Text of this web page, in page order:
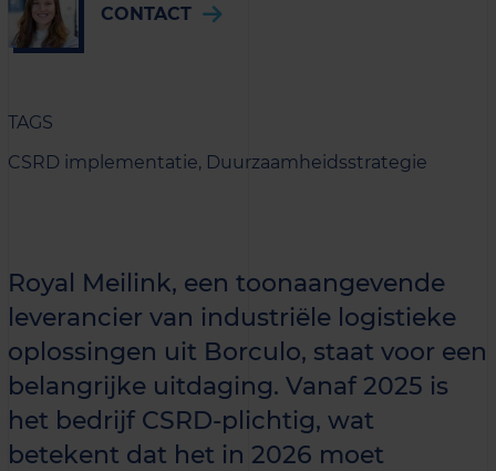
CONTACT
TAGS
CSRD implementatie, Duurzaamheids­strategie
Royal Meilink, een toonaangevende
leverancier van industriële logistieke
oplossingen uit Borculo, staat voor een
belangrijke uitdaging. Vanaf 2025 is
het bedrijf CSRD-plichtig, wat
betekent dat het in 2026 moet